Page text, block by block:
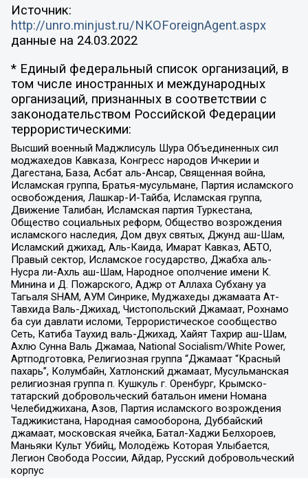
Источник:
http://unro.minjust.ru/NKOForeignAgent.aspx
данные на 24.03.2022
* Единый федеральный список организаций, в
том числе иностранных и международных
организаций, признанных в соответствии с
законодательством Российской Федерации
террористическими:
Высший военный Маджлисуль Шура Объединенных сил
моджахедов Кавказа, Конгресс народов Ичкерии и
Дагестана, База, Асбат аль-Ансар, Священная война,
Исламская группа, Братья-мусульмане, Партия исламского
освобождения, Лашкар-И-Тайба, Исламская группа,
Движение Талибан, Исламская партия Туркестана,
Общество социальных реформ, Общество возрождения
исламского наследия, Дом двух святых, Джунд аш-Шам,
Исламский джихад, Аль-Каида, Имарат Кавказ, АБТО,
Правый сектор, Исламское государство, Джабха аль-
Нусра ли-Ахль аш-Шам, Народное ополчение имени К.
Минина и Д. Пожарского, Аджр от Аллаха Субхану уа
Тагьаля SHAM, АУМ Синрике, Муджахеды джамаата Ат-
Тавхида Валь-Джихад, Чистопольский Джамаат, Рохнамо
ба суи давлати исломи, Террористическое сообщество
Сеть, Катиба Таухид валь-Джихад, Хайят Тахрир аш-Шам,
Ахлю Сунна Валь Джамаа, National Socialism/White Power,
Артподготовка, Религиозная группа “Джамаат “Красный
пахарь”, Колумбайн, Хатлонский джамаат, Мусульманская
религиозная группа п. Кушкуль г. Оренбург, Крымско-
татарский добровольческий батальон имени Номана
Челебиджихана, Азов, Партия исламского возрождения
Таджикистана, Народная самооборона, Дуббайский
джамаат, московская ячейка, Батал-Хаджи Белхороев,
Маньяки Культ Убийц, Молодёжь Которая Улыбается,
Легион Свобода России, Айдар, Русский добровольческий
корпус